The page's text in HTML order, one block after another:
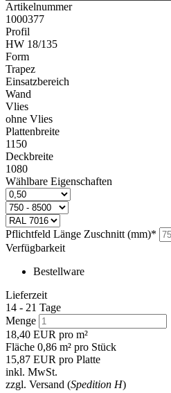
Artikelnummer
1000377
Profil
HW 18/135
Form
Trapez
Einsatzbereich
Wand
Vlies
ohne Vlies
Plattenbreite
1150
Deckbreite
1080
Wählbare Eigenschaften
Pflichtfeld Länge Zuschnitt (mm)*
Verfügbarkeit
Bestellware
Lieferzeit
14 - 21 Tage
Menge
18,40 EUR pro m²
Fläche 0,86 m² pro Stück
15,87 EUR pro Platte
inkl. MwSt.
zzgl. Versand (Spedition H)